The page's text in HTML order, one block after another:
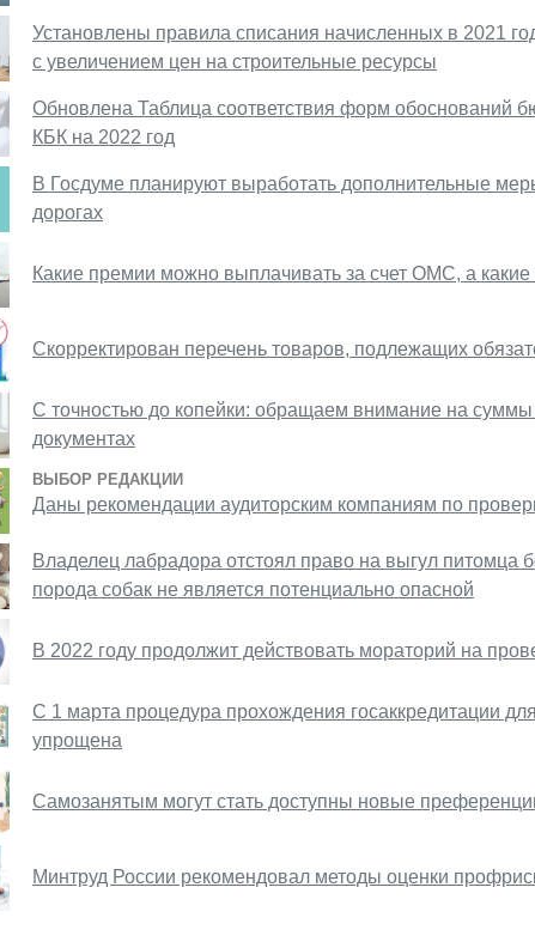
Установлены правила списания начисленных в 2021
с увеличением цен на строительные ресурсы
Обновлена Таблица соответствия форм обоснований
КБК на 2022 год
В Госдуме планируют выработать дополнительные
дорогах
Какие премии можно выплачивать за счет ОМС, а какие
Скорректирован перечень товаров, подлежащих
С точностью до копейки: обращаем внимание на суммы
документах
ВЫБОР РЕДАКЦИИ
Даны рекомендации аудиторским компаниям по
Владелец лабрадора отстоял право на выгул питомца
порода собак не является потенциально опасной
В 2022 году продолжит действовать мораторий на
С 1 марта процедура прохождения госаккредитации
упрощена
Самозанятым могут стать доступны новые
Минтруд России рекомендовал методы оценки